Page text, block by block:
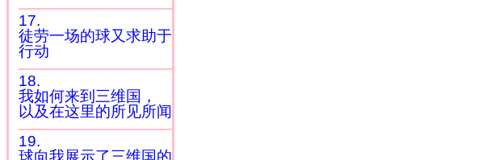
17.
徒劳一场的球又求助于
行动
18.
我如何来到三维国，
以及在这里的所见所闻
19.
球向我展示了三维国的